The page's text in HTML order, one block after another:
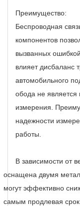
Преимущество:
Беспроводная
компонентов
вызванных ошибкой
влияет дисбаланс
автомобильного
обода не является
измерения.
надежности
работы.
В зависимости от
оснащена двумя
могут эффективно
самым продлевая